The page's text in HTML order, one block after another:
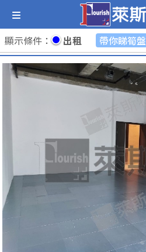
顯示條件 ： 出租 帶你睇筍盤